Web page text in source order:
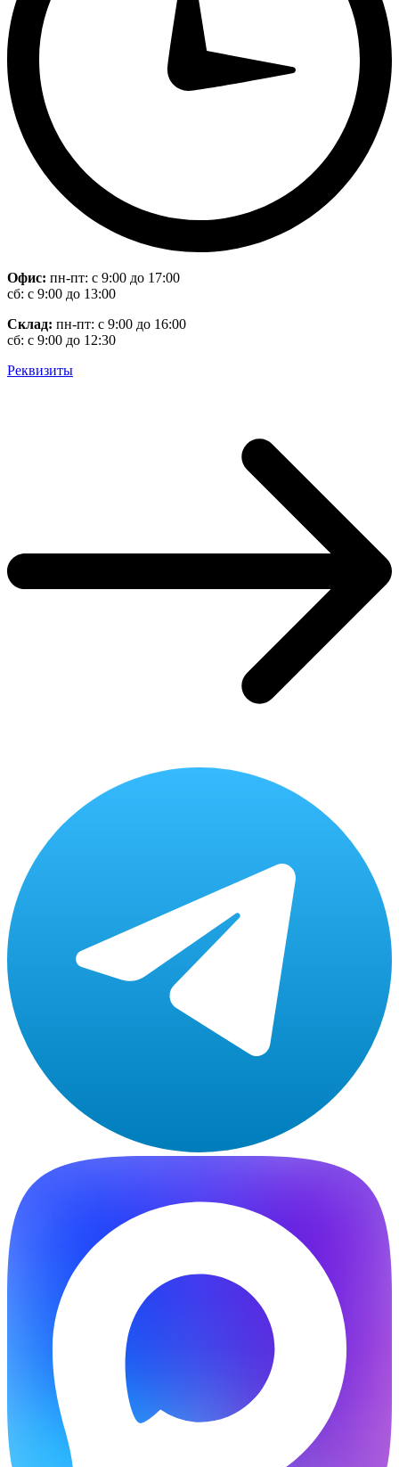
Офис: пн-пт: с 9:00 до 17:00
сб: с 9:00 до 13:00
Склад: пн-пт: с 9:00 до 16:00
сб: с 9:00 до 12:30
Реквизиты